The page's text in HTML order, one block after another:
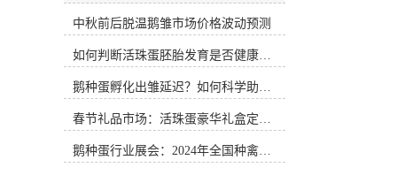
在清洁的浅水塘内进行放水，开端时
刻要短，路要近。6、防治疾病。雏
勤换勤晒，料槽每周用碱水刷1次，
瘟。常见问答：问：怎么调整孵化机
进步出雏质量?答：在操控好很合适孵
化机运转的环境条件后，假如孵化机
内不同方位的种蛋温度还有不同，可
以尝试做以下调整，进步出雏均匀
风味的食品正悄然迎来新的发展机
遇。活珠蛋，这一源自江南民间的特
涵，在年节礼品市场中展现出前所未
有的潜力。如何通过创新的礼盒包装
设计，让这一传统美食突破地域限
制，成为年节馈赠的新选择，是当前
值得深入探讨的课题。文化内涵与情
感联结：包装设计的核心基石活珠蛋
并非普通的食品，它承载着特定地域
中秋前后脱温鹅雏市场价格波动预测
如何判断活珠蛋胚胎发育是否健康？照蛋操作指南
鹅种蛋孵化出雏延迟？如何科学助产提高成活率？
春节礼品市场：活珠蛋豪华礼盒定价与渠道策略
鹅种蛋行业展会：2024年全国种禽博览会预告